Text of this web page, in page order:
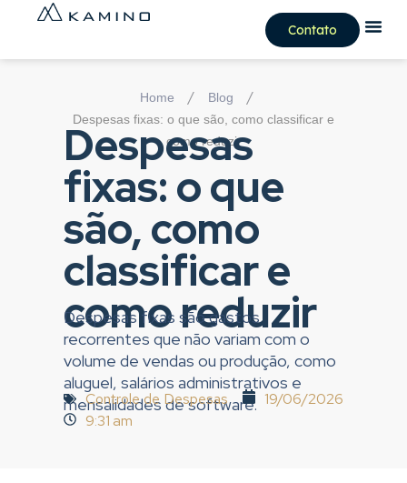
Contato
Home / Blog /
Despesas fixas: o que são, como classificar e
como reduzir
Despesas
fixas: o que
são, como
classificar e
como reduzir
Despesas fixas são gastos
recorrentes que não variam com o
volume de vendas ou produção, como
aluguel, salários administrativos e
mensalidades de software.
Controle de Despesas
19/06/2026
9:31 am